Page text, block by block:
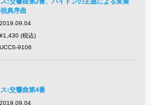
典序曲
2019.09.04
¥1,430 (税込)
UCCS-9106
:交響曲第4番
2019.09.04